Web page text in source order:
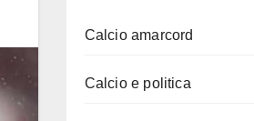
Calcio amarcord
Calcio e politica